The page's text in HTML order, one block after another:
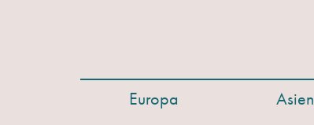
Europa Asien